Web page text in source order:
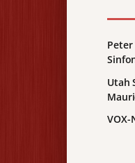
Peter
Utah
VOX-